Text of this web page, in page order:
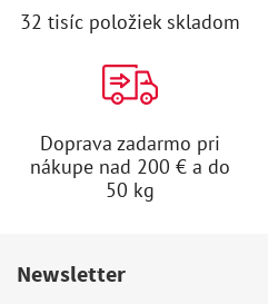
32 tisíc položiek skladom
Doprava zadarmo pri
nákupe nad 200 € a do
50 kg
Newsletter